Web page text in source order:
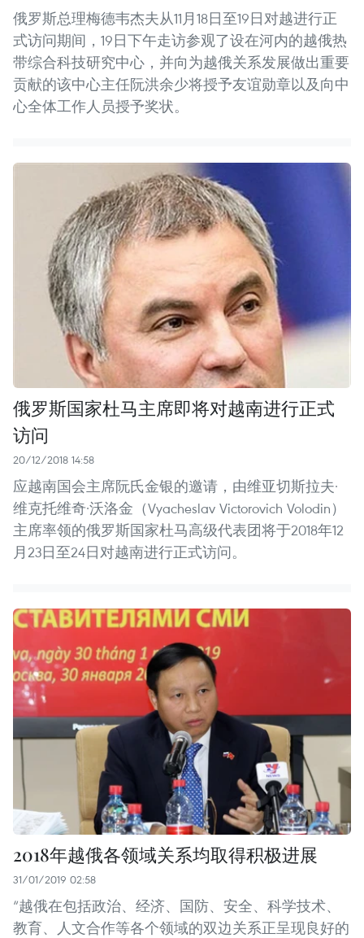
俄罗斯总理梅德韦杰夫从11月18日至19日对越进行正
式访问期间，19日下午走访参观了设在河内的越俄热
带综合科技研究中心，并向为越俄关系发展做出重要
贡献的该中心主任阮洪余少将授予友谊勋章以及向中
心全体工作人员授予奖状。
俄罗斯国家杜马主席即将对越南进行正式
访问
20/12/2018 14:58
应越南国会主席阮氏金银的邀请，由维亚切斯拉夫·
维克托维奇·沃洛金（Vyacheslav Victorovich Volodin）
主席率领的俄罗斯国家杜马高级代表团将于2018年12
月23日至24日对越南进行正式访问。
2018年越俄各领域关系均取得积极进展
31/01/2019 02:58
“越俄在包括政治、经济、国防、安全、科学技术、
教育、人文合作等各个领域的双边关系正呈现良好的